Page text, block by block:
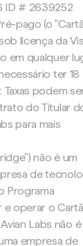
ID # 2639252
pago (o
licença da
em qualquer
ter 18
Taxas podem
do Titular
para mais
não é um
de
Programa
e operar o
Labs não é
empresa de